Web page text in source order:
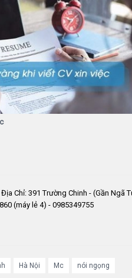
Chỉ: 391 Trường Chinh - (Gần Ngã
(máy lẻ 4) - 0985349755
Hà Nội Mc nói ngọng